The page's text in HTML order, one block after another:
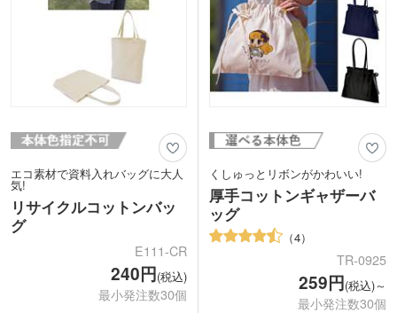
エコ素材で資料入れバッグに大人
気!
リサイクルコットンバッ
グ
E111-CR
240円(税込)
最小発注数30個
くしゅっとリボンがかわいい!
厚手コットンギャザーバ
ッグ
4
TR-0925
259円(税込)～
最小発注数30個